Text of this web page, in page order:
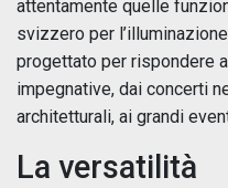
attentamente quelle
svizzero per
progettato per rispondere
impegnative, dai concerti
architetturali, ai grandi
La versatilità